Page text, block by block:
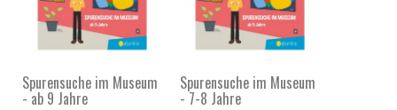
Spurensuche im Museum
- ab 9 Jahre
Spurensuche im Museum
- 7-8 Jahre